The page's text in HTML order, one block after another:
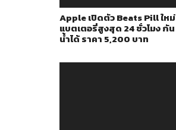
Apple เปิดตัว Beats Pill ใหม่
แบตเตอรี่สูงสุด 24 ชั่วโมง กัน
น้ำได้ ราคา 5,200 บาท